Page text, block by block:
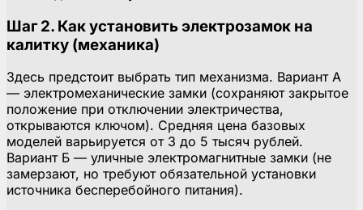
Шаг 2. Как установить электрозамок на
калитку (механика)
Здесь предстоит выбрать тип механизма. Вариант А
— электромеханические замки (сохраняют закрытое
положение при отключении электричества,
открываются ключом). Средняя цена базовых
моделей варьируется от 3 до 5 тысяч рублей.
Вариант Б — уличные электромагнитные замки (не
замерзают, но требуют обязательной установки
источника бесперебойного питания).